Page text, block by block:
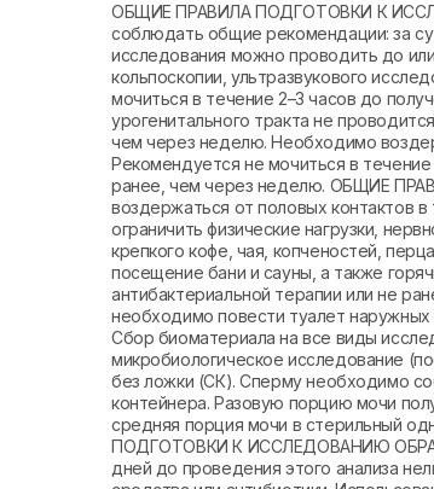
ОБЩИЕ ПРАВИЛА ПОДГОТОВКИ К
соблюдать общие рекомендации: за
исследования можно проводить до
кольпоскопии, ультразвукового
мочиться в течение 2–3 часов до
урогенитального тракта не
чем через неделю. Необходимо
Рекомендуется не мочиться в
ранее, чем через неделю. ОБЩИЕ
воздержаться от половых контактов
ограничить физические нагрузки,
крепкого кофе, чая, копченостей,
посещение бани и сауны, а также
антибактериальной терапии или не
необходимо повести туалет
Сбор биоматериала на все виды
микробиологическое исследование
без ложки (СК). Сперму необходимо
контейнера. Разовую порцию мочи
средняя порция мочи в стерильный
ПОДГОТОВКИ К ИССЛЕДОВАНИЮ
дней до проведения этого анализа